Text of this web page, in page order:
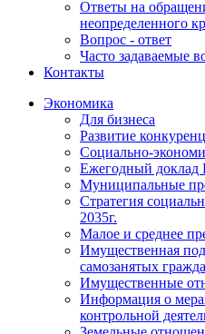
Ответы на
неопределенного
Вопрос - ответ
Часто задаваемые
Контакты
Экономика
Для бизнеса
Развитие
Социально-
Ежегодный доклад
Муниципальные
Стратегия
2035г.
Малое и среднее
Имущественная
самозанятых
Имущественные
Информация о
контрольной